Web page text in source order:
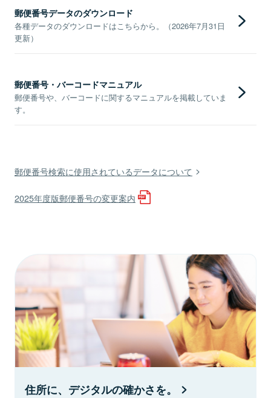
郵便番号データのダウンロード
各種データのダウンロードはこちらから。（2026年7月31日
更新）
郵便番号・バーコードマニュアル
郵便番号や、バーコードに関するマニュアルを掲載していま
す。
郵便番号検索に使用されているデータについて
2025年度版郵便番号の変更案内
住所に、デジタルの確かさを。